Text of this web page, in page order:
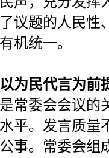
议题的人民性
机统一。
为民代言为前
委会会议的关
平。发言质量
事。常委会组